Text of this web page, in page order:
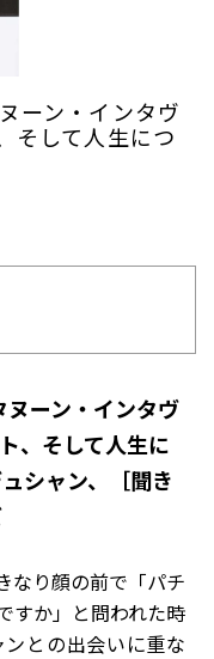
ーン・インタヴ
そして人生につ
ーン・インタヴ
、そして人生に
シャン、［聞き
なり顔の前で「パチ
すか」と問われた時
との出会いに重な